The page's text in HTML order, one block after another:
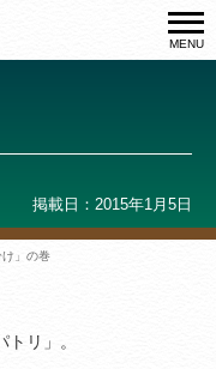
MENU
掲載日：2015年1月5日
け」の巻
リ」。